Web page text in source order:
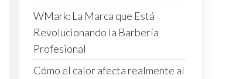
WMark: La Marca que Está
Revolucionando la Barbería
Profesional
Cómo el calor afecta realmente al